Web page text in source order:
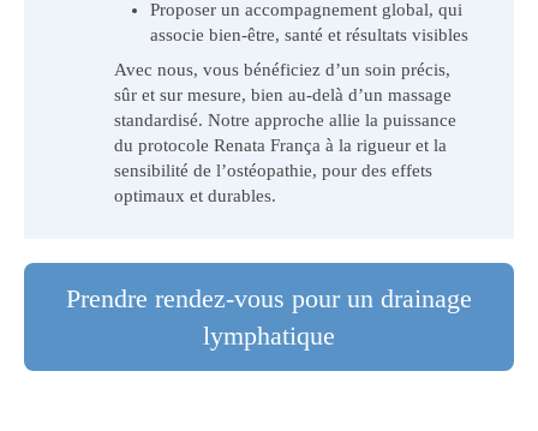
Proposer un accompagnement global, qui
associe bien-être, santé et résultats visibles
Avec nous, vous bénéficiez d’un soin précis,
sûr et sur mesure, bien au-delà d’un massage
standardisé. Notre approche allie la puissance
du protocole Renata França à la rigueur et la
sensibilité de l’ostéopathie, pour des effets
optimaux et durables.
Prendre rendez-vous pour un drainage
lymphatique